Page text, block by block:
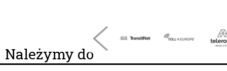
Należymy do